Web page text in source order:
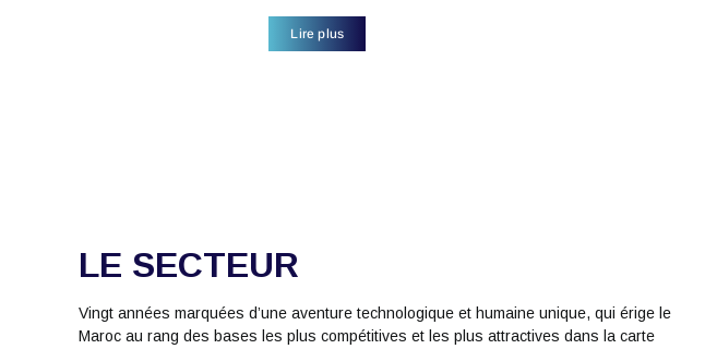
Lire plus
LE SECTEUR
Vingt années marquées d’une aventure technologique et humaine unique, qui érige le
Maroc au rang des bases les plus compétitives et les plus attractives dans la carte